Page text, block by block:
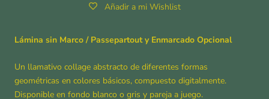
Añadir a mi Wishlist
Lámina sin Marco / Passepartout y Enmarcado Opcional
Un llamativo collage abstracto de diferentes formas
geométricas en colores básicos, compuesto digitalmente.
Disponible en fondo blanco o gris y pareja a juego.